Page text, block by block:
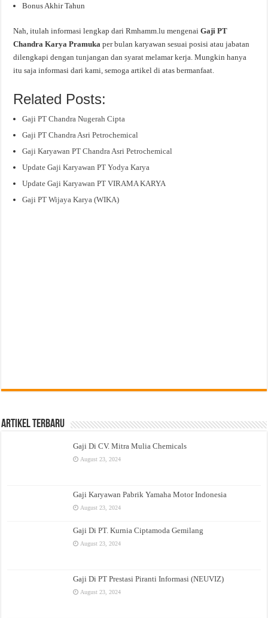
Bonus Akhir Tahun
Nah, itulah informasi lengkap dari Rmhamm.lu mengenaiGaji PT
Chandra Karya Pramukaper bulan karyawan sesuai posisi atau jabatan
dilengkapi dengan tunjangan dan syarat melamar kerja. Mungkin hanya
itu saja informasi dari kami, semoga artikel di atas bermanfaat.
Related Posts:
Gaji PT Chandra Nugerah Cipta
Gaji PT Chandra Asri Petrochemical
Gaji Karyawan PT Chandra Asri Petrochemical
Update Gaji Karyawan PT Yodya Karya
Update Gaji Karyawan PT VIRAMA KARYA
Gaji PT Wijaya Karya (WIKA)
Artikel Terbaru
Gaji Di CV. Mitra Mulia Chemicals
August 23, 2024
Gaji Karyawan Pabrik Yamaha Motor Indonesia
August 23, 2024
Gaji Di PT. Kurnia Ciptamoda Gemilang
August 23, 2024
Gaji Di PT Prestasi Piranti Informasi (NEUVIZ)
August 23, 2024